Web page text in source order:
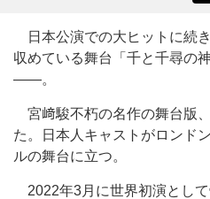
日本公演での大ヒットに続
収めている舞台「千と千尋の
――。
宮﨑駿不朽の名作の舞台版
た。日本人キャストがロンド
ルの舞台に立つ。
2022年3月に世界初演とし